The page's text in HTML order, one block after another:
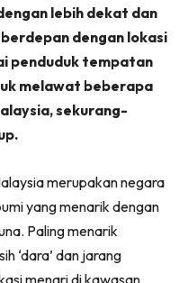
lebih dekat dan
dengan lokasi
penduduk tempatan
melawat beberapa
sekurang-
merupakan negara
yang menarik dengan
Paling menarik
‘dara’ dan jarang
menari di kawasan